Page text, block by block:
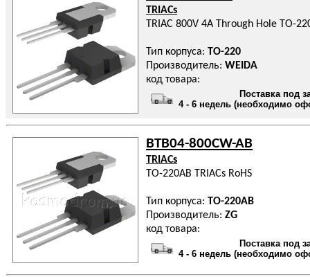
TRIACs
TRIAC 800V 4A Through Hole TO-
Тип корпуса: TO-220
Производитель: WEIDA
код товара:
Поставка под
4 - 6 недель (необходимо
BTB04-800CW-AB
TRIACs
TO-220AB TRIACs RoHS
Тип корпуса: TO-220AB
Производитель: ZG
код товара:
Поставка под
4 - 6 недель (необходимо